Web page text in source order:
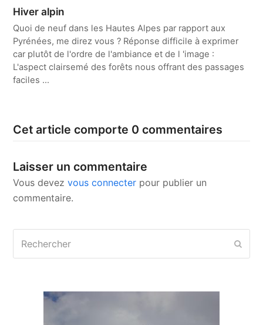
Hiver alpin
Quoi de neuf dans les Hautes Alpes par rapport aux
Pyrénées, me direz vous ? Réponse difficile à exprimer
car plutôt de l'ordre de l'ambiance et de l 'image :
L'aspect clairsemé des forêts nous offrant des passages
faciles ...
Cet article comporte 0 commentaires
Laisser un commentaire
Vous devezvous connecter pour publier un
commentaire.